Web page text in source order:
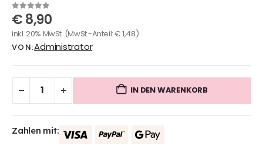
0out of 5
€8,90
inkl. 20% MwSt. (MwSt.-Anteil:€1,48)
VON:Administrator
IN DEN WARENKORB
Zahlen mit: